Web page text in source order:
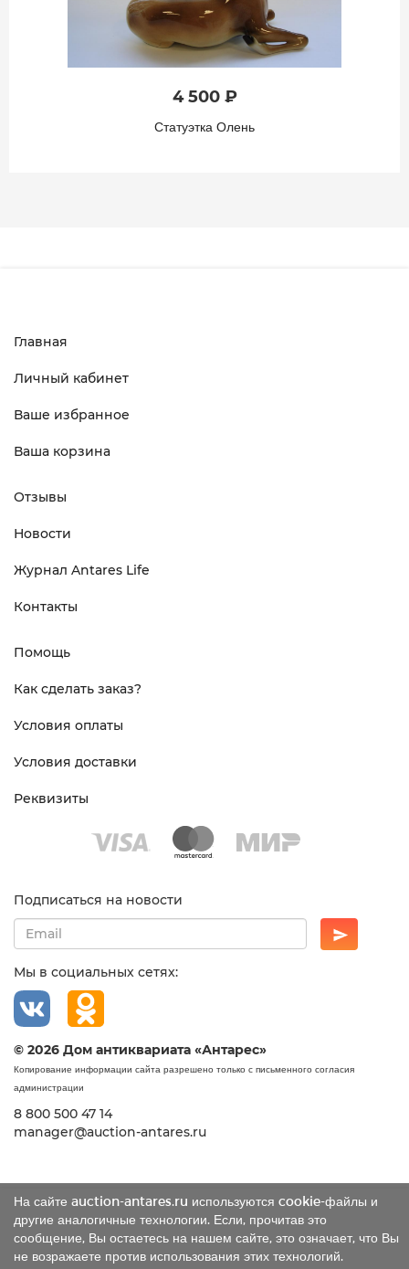
4 500 ₽
Статуэтка Олень
На сайте auction-antares.ru используются cookie-файлы и
другие аналогичные технологии. Если, прочитав это
сообщение, Вы остаетесь на нашем сайте, это означает, что Вы
не возражаете против использования этих технологий.
Главная
Личный кабинет
Ваше избранное
Ваша корзина
Отзывы
Новости
Журнал Antares Life
Контакты
Помощь
Как сделать заказ?
Условия оплаты
Условия доставки
Реквизиты
Подписаться на новости
Мы в социальных сетях:
© 2026 Дом антиквариата «Антарес»
Копирование информации сайта разрешено только с письменного согласия
администрации
8 800 500 47 14
manager@auction-antares.ru